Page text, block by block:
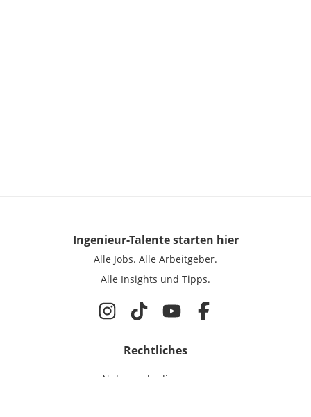
Ingenieur-Talentestarten hier
Alle Jobs. Alle Arbeitgeber.
Alle Insights und Tipps.
Rechtliches
Nutzungsbedingungen